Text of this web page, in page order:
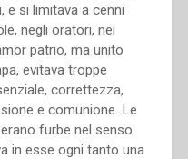
e si limitava a cenni
negli oratori, nei
patrio, ma unito
evitava troppe
correttezza,
e comunione. Le
furbe nel senso
in esse ogni tanto una